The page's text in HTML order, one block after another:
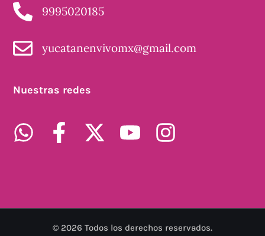
9995020185
yucatanenvivomx@gmail.com
Nuestras redes
© 2026 Todos los derechos reservados.